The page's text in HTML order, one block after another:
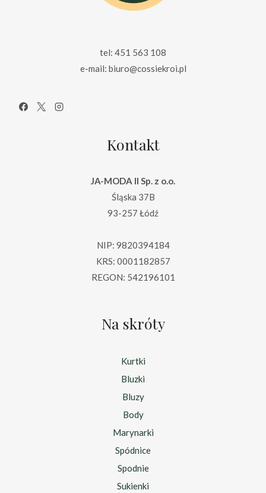
tel: 451 563 108
e-mail: biuro@cossiekroi.pl
Kontakt
JA-MODA II Sp. z o.o.
Śląska 37B
93-257 Łódź
NIP: 9820394184
KRS: 0001182857
REGON: 542196101
Na skróty
Kurtki
Bluzki
Bluzy
Body
Marynarki
Spódnice
Spodnie
Sukienki